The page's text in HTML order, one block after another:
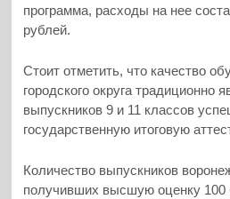
программа, расходы на нее
рублей.
Стоит отметить, что качество
городского округа традиционно
выпускников 9 и 11 классов
государственную итоговую
Количество выпускников
получивших высшую оценку 100